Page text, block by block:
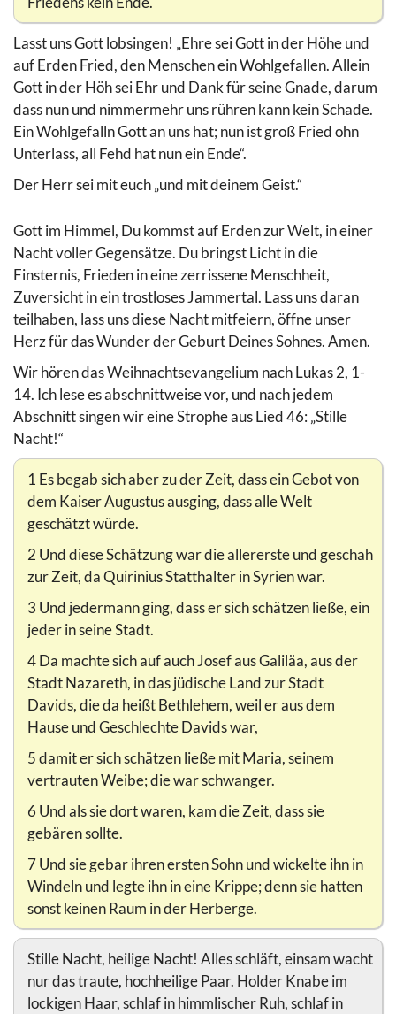
Lasst uns Gott lobsingen! „Ehre sei Gott in der Höhe und
auf Erden Fried, den Menschen ein Wohlgefallen. Allein
Gott in der Höh sei Ehr und Dank für seine Gnade, darum
dass nun und nimmermehr uns rühren kann kein Schade.
Ein Wohlgefalln Gott an uns hat; nun ist groß Fried ohn
Unterlass, all Fehd hat nun ein Ende“.
Der Herr sei mit euch „und mit deinem Geist.“
Gott im Himmel, Du kommst auf Erden zur Welt, in einer
Nacht voller Gegensätze. Du bringst Licht in die
Finsternis, Frieden in eine zerrissene Menschheit,
Zuversicht in ein trostloses Jammertal. Lass uns daran
teilhaben, lass uns diese Nacht mitfeiern, öffne unser
Herz für das Wunder der Geburt Deines Sohnes. Amen.
Wir hören das Weihnachtsevangelium nach Lukas 2, 1-
14. Ich lese es abschnittweise vor, und nach jedem
Abschnitt singen wir eine Strophe aus Lied 46: „Stille
Nacht!“
1 Es begab sich aber zu der Zeit, dass ein Gebot von
dem Kaiser Augustus ausging, dass alle Welt
geschätzt würde.
2 Und diese Schätzung war die allererste und geschah
zur Zeit, da Quirinius Statthalter in Syrien war.
3 Und jedermann ging, dass er sich schätzen ließe, ein
jeder in seine Stadt.
4 Da machte sich auf auch Josef aus Galiläa, aus der
Stadt Nazareth, in das jüdische Land zur Stadt
Davids, die da heißt Bethlehem, weil er aus dem
Hause und Geschlechte Davids war,
5 damit er sich schätzen ließe mit Maria, seinem
vertrauten Weibe; die war schwanger.
6 Und als sie dort waren, kam die Zeit, dass sie
gebären sollte.
7 Und sie gebar ihren ersten Sohn und wickelte ihn in
Windeln und legte ihn in eine Krippe; denn sie hatten
sonst keinen Raum in der Herberge.
Stille Nacht, heilige Nacht! Alles schläft, einsam wacht
nur das traute, hochheilige Paar. Holder Knabe im
lockigen Haar, schlaf in himmlischer Ruh, schlaf in